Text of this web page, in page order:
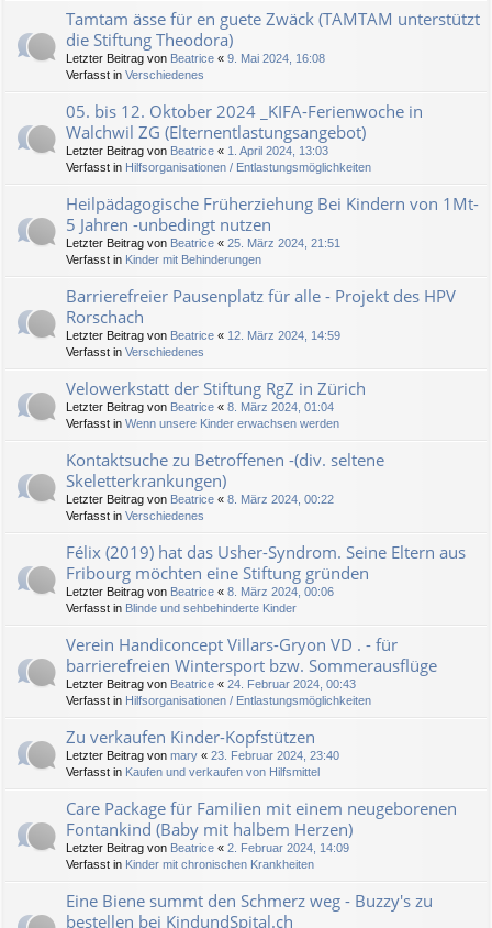
Tamtam ässe für en guete Zwäck (TAMTAM unterstützt
die Stiftung Theodora)
Letzter Beitrag von Beatrice « 9. Mai 2024, 16:08
Verfasst in Verschiedenes
05. bis 12. Oktober 2024 _KIFA-Ferienwoche in
Walchwil ZG (Elternentlastungsangebot)
Letzter Beitrag von Beatrice « 1. April 2024, 13:03
Verfasst in Hilfsorganisationen / Entlastungsmöglichkeiten
Heilpädagogische Früherziehung Bei Kindern von 1Mt-
5 Jahren -unbedingt nutzen
Letzter Beitrag von Beatrice « 25. März 2024, 21:51
Verfasst in Kinder mit Behinderungen
Barrierefreier Pausenplatz für alle - Projekt des HPV
Rorschach
Letzter Beitrag von Beatrice « 12. März 2024, 14:59
Verfasst in Verschiedenes
Velowerkstatt der Stiftung RgZ in Zürich
Letzter Beitrag von Beatrice « 8. März 2024, 01:04
Verfasst in Wenn unsere Kinder erwachsen werden
Kontaktsuche zu Betroffenen -(div. seltene
Skeletterkrankungen)
Letzter Beitrag von Beatrice « 8. März 2024, 00:22
Verfasst in Verschiedenes
Félix (2019) hat das Usher-Syndrom. Seine Eltern aus
Fribourg möchten eine Stiftung gründen
Letzter Beitrag von Beatrice « 8. März 2024, 00:06
Verfasst in Blinde und sehbehinderte Kinder
Verein Handiconcept Villars-Gryon VD . - für
barrierefreien Wintersport bzw. Sommerausflüge
Letzter Beitrag von Beatrice « 24. Februar 2024, 00:43
Verfasst in Hilfsorganisationen / Entlastungsmöglichkeiten
Zu verkaufen Kinder-Kopfstützen
Letzter Beitrag von mary « 23. Februar 2024, 23:40
Verfasst in Kaufen und verkaufen von Hilfsmittel
Care Package für Familien mit einem neugeborenen
Fontankind (Baby mit halbem Herzen)
Letzter Beitrag von Beatrice « 2. Februar 2024, 14:09
Verfasst in Kinder mit chronischen Krankheiten
Eine Biene summt den Schmerz weg - Buzzy's zu
bestellen bei KindundSpital.ch